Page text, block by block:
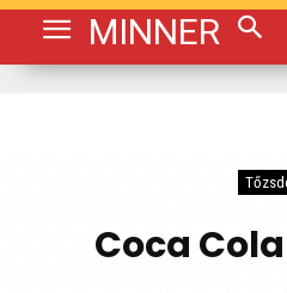
MINNER
Coca